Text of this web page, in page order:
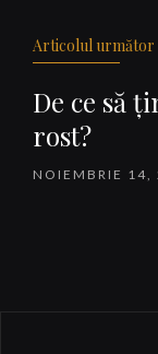
Articolul următor
De ce să
rost?
NOIEMBRIE 14,